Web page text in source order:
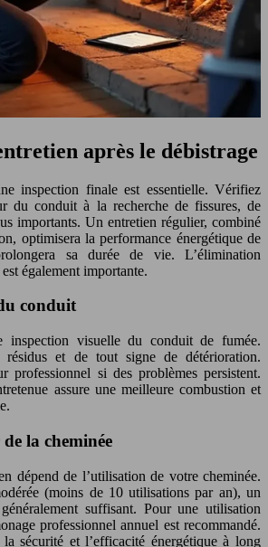
après le débistrage
inspection finale est essentielle. Vérifiez
du conduit à la recherche de fissures, de
importants. Un entretien régulier, combiné
optimisera la performance énergétique de
sa durée de vie. L’élimination
également importante.
conduit
inspection visuelle du conduit de fumée.
résidus et de tout signe de détérioration.
professionnel si des problèmes persistent.
assure une meilleure combustion et
la cheminée
dépend de l’utilisation de votre cheminée.
(moins de 10 utilisations par an), un
suffisant. Pour une utilisation
professionnel annuel est recommandé.
la sécurité et l’efficacité énergétique à long